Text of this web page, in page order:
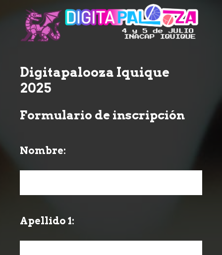
Digitapalooza Iquique
2025
Formulario de inscripción
Question
Nombre:
Question
Apellido 1: